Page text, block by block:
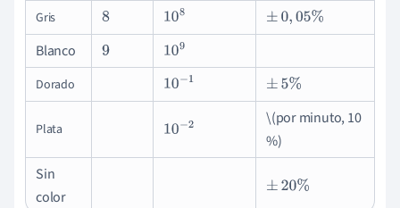
Gris 8 108 ±0,05%
Blanco
9 109
Dorado 10−1 ±5%
Plata 10−2
\(por minuto, 10
%)
Sin
color
±20%